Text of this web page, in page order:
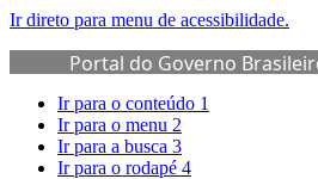
Ir direto para menu de acessibilidade.
Portal do Governo
de Governo
Ir para o conteúdo 1
Ir para o menu 2
Ir para a busca 3
Ir para o rodapé 4